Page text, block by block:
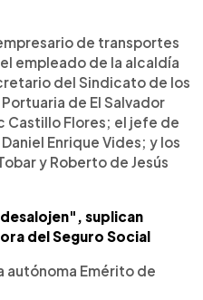
de transportes
empleado de la alcaldía
del Sindicato de los
de El Salvador
Castillo Flores; el jefe de
Enrique Vides; y los
y Roberto de Jesús
suplican
del Seguro Social
autónoma Emérito de